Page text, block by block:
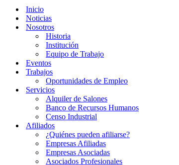
Inicio
Noticias
Nosotros
Historia
Institución
Equipo de Trabajo
Eventos
Trabajos
Oportunidades de Empleo
Servicios
Alquiler de Salones
Banco de Recursos Humanos
Censo Industrial
Afiliados
¿Quiénes pueden afiliarse?
Empresas Afiliadas
Empresas Asociadas
Asociados Profesionales